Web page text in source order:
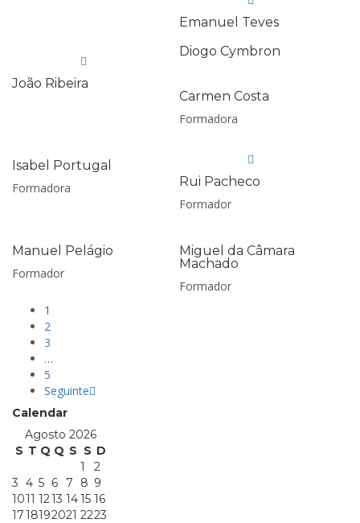
Emanuel Teves
João Ribeira
Diogo Cymbron
Carmen Costa
Formadora
Isabel Portugal
Formadora
Rui Pacheco
Formador
Manuel Pelágio
Formador
Miguel da Câmara
Machado
Formador
1
2
3
…
5
Seguinte
Calendar
Agosto 2026
S T Q Q S S D
1
2
3 4 5 6 7 8 9
1011 1213 1415 16
1718192021 2223